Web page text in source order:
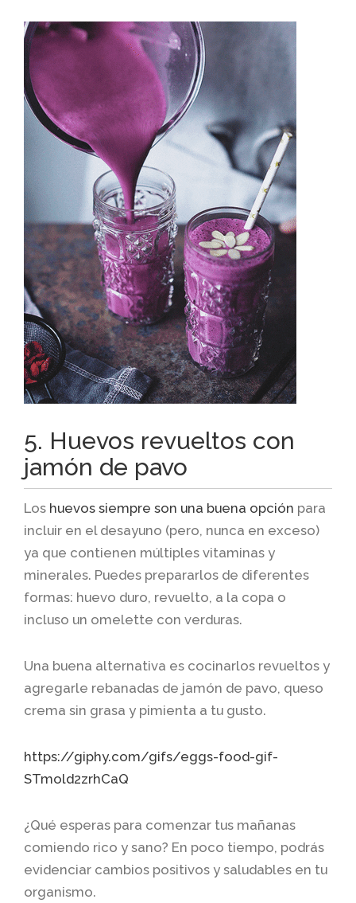
5. Huevos revueltos con
jamón de pavo
Los huevos siempre son una buena opción para
incluir en el desayuno (pero, nunca en exceso)
ya que contienen múltiples vitaminas y
minerales. Puedes prepararlos de diferentes
formas: huevo duro, revuelto, a la copa o
incluso un omelette con verduras.
Una buena alternativa es cocinarlos revueltos y
agregarle rebanadas de jamón de pavo, queso
crema sin grasa y pimienta a tu gusto.
https://giphy.com/gifs/eggs-food-gif-
STmold2zrhCaQ
¿Qué esperas para comenzar tus mañanas
comiendo rico y sano? En poco tiempo, podrás
evidenciar cambios positivos y saludables en tu
organismo.